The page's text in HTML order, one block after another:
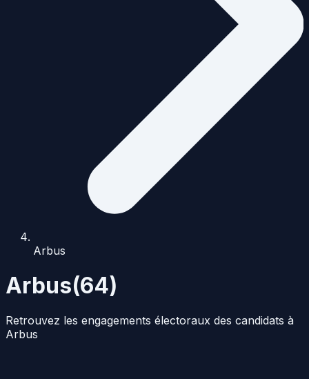
Arbus
Arbus(64)
Retrouvez les engagements électoraux des candidats à
Arbus